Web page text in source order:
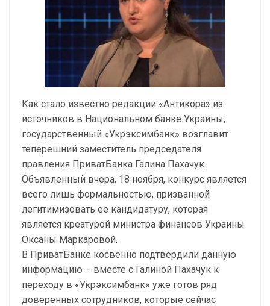
Как стало известно редакции «Антикора» из
источников в Национальном банке Украины,
государственный «Укрэксимбанк» возглавит
теперешний заместитель председателя
правления ПриватБанка Галина Пахачук.
Объявленный вчера, 18 ноября, конкурс является
всего лишь формальностью, призванной
легитимизовать ее кандидатуру, которая
является креатурой министра финансов Украины
Оксаны Маркаровой.
В ПриватБанке косвенно подтвердили данную
информацию – вместе с Галиной Пахачук к
переходу в «Укрэксимбанк» уже готов ряд
доверенных сотрудников, которые сейчас